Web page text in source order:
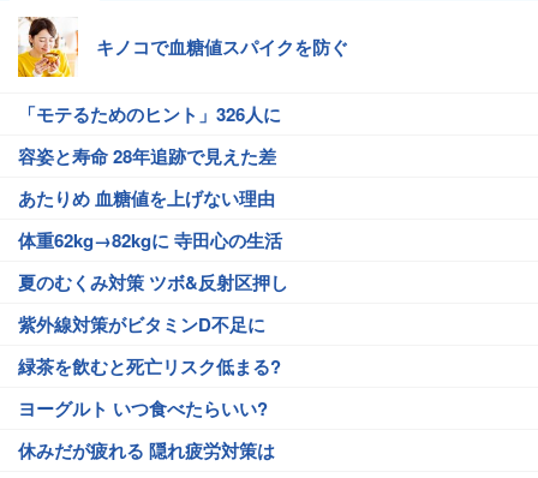
キノコで血糖値スパイクを防ぐ
「モテるためのヒント」326人に
容姿と寿命 28年追跡で見えた差
あたりめ 血糖値を上げない理由
体重62kg→82kgに 寺田心の生活
夏のむくみ対策 ツボ&反射区押し
紫外線対策がビタミンD不足に
緑茶を飲むと死亡リスク低まる?
ヨーグルト いつ食べたらいい?
休みだが疲れる 隠れ疲労対策は